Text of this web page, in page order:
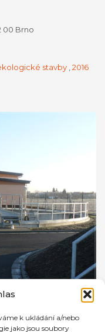
k ukládání a/nebo
jako jsou soubory
00 Brno
stavby 2016